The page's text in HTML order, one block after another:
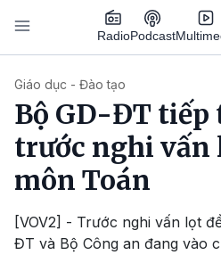
Nhảy đến nội dung
RadioPodcast
Giáo dục - Đào tạo
Bộ GD-ĐT tiếp
trước nghi vấn
môn Toán
[VOV2] - Trước nghi vấn lọt
ĐT và Bộ Công an đang vào